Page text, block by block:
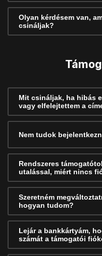
Olyan kérdésem van,
csináljak?
Mit csináljak, ha hibás
vagy elfelejtettem a
Nem tudok
Rendszeres
utalással, miért nincs
Szeretném
hogyan tudom?
Lejár a bankkártyám,
számát a támogatói